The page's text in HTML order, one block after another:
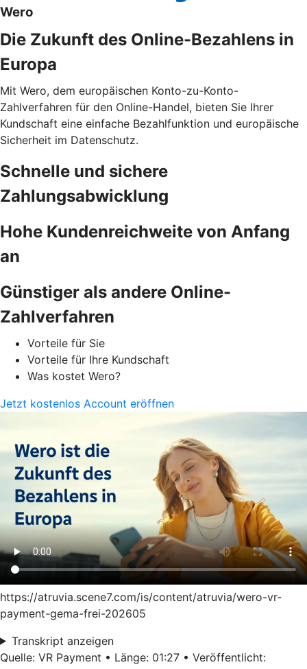
Wero
Die Zukunft des Online-Bezahlens in
Europa
Mit Wero, dem europäischen Konto-zu-Konto-
Zahlverfahren für den Online-Handel, bieten Sie Ihrer
Kundschaft eine einfache Bezahlfunktion und europäische
Sicherheit im Datenschutz.
Schnelle und sichere
Zahlungsabwicklung
Hohe Kundenreichweite von Anfang
an
Günstiger als andere Online-
Zahlverfahren
Vorteile für Sie
Vorteile für Ihre Kundschaft
Was kostet Wero?
Jetzt kostenlos Account eröffnen
https://atruvia.scene7.com/is/content/atruvia/wero-vr-
payment-gema-frei-202605
Transkript anzeigen
Quelle: VR Payment • Länge: 01:27 • Veröffentlicht: